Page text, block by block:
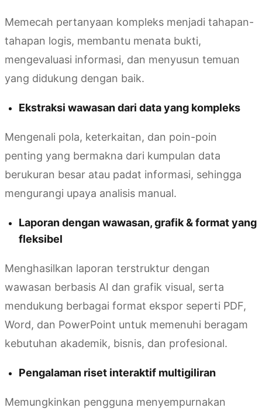
Memecah pertanyaan kompleks menjadi tahapan-
tahapan logis, membantu menata bukti,
mengevaluasi informasi, dan menyusun temuan
yang didukung dengan baik.
Ekstraksi wawasan dari data yang kompleks
Mengenali pola, keterkaitan, dan poin-poin
penting yang bermakna dari kumpulan data
berukuran besar atau padat informasi, sehingga
mengurangi upaya analisis manual.
Laporan dengan wawasan, grafik & format yang
fleksibel
Menghasilkan laporan terstruktur dengan
wawasan berbasis AI dan grafik visual, serta
mendukung berbagai format ekspor seperti PDF,
Word, dan PowerPoint untuk memenuhi beragam
kebutuhan akademik, bisnis, dan profesional.
Pengalaman riset interaktif multigiliran
Memungkinkan pengguna menyempurnakan